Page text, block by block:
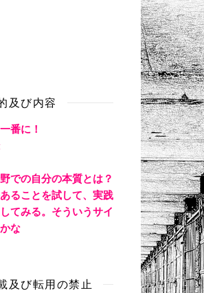
及び内容
番に！
での自分の本質とは？
ることを試して、実践
てみる。そういうサイ
な
及び転用の禁止